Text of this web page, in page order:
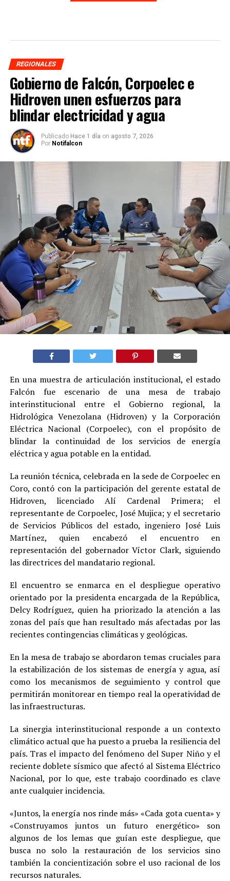
REGIONALES
Gobierno de Falcón, Corpoelec e
Hidroven unen esfuerzos para
blindar electricidad y agua
Publicado Hace 1 día on agosto 7, 2026
Por Notifalcon
En una muestra de articulación institucional, el estado
Falcón fue escenario de una mesa de trabajo
interinstitucional entre el Gobierno regional, la
Hidrológica Venezolana (Hidroven) y la Corporación
Eléctrica Nacional (Corpoelec), con el propósito de
blindar la continuidad de los servicios de energía
eléctrica y agua potable en la entidad.
La reunión técnica, celebrada en la sede de Corpoelec en
Coro, contó con la participación del gerente estatal de
Hidroven, licenciado Alí Cardenal Primera; el
representante de Corpoelec, José Mujica; y el secretario
de Servicios Públicos del estado, ingeniero José Luis
Martínez, quien encabezó el encuentro en
representación del gobernador Víctor Clark, siguiendo
las directrices del mandatario regional.
El encuentro se enmarca en el despliegue operativo
orientado por la presidenta encargada de la República,
Delcy Rodríguez, quien ha priorizado la atención a las
zonas del país que han resultado más afectadas por las
recientes contingencias climáticas y geológicas.
En la mesa de trabajo se abordaron temas cruciales para
la estabilización de los sistemas de energía y agua, así
como los mecanismos de seguimiento y control que
permitirán monitorear en tiempo real la operatividad de
las infraestructuras.
La sinergia interinstitucional responde a un contexto
climático actual que ha puesto a prueba la resiliencia del
país. Tras el impacto del fenómeno del Super Niño y el
reciente doblete sísmico que afectó al Sistema Eléctrico
Nacional, por lo que, este trabajo coordinado es clave
ante cualquier incidencia.
«Juntos, la energía nos rinde más» «Cada gota cuenta» y
«Construyamos juntos un futuro energético» son
algunos de los lemas que guían este despliegue, que
busca no solo la restauración de los servicios sino
también la concientización sobre el uso racional de los
recursos naturales.